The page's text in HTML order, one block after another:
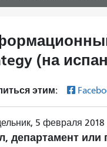
(на
этим:
5 февраля 2018
департамент или